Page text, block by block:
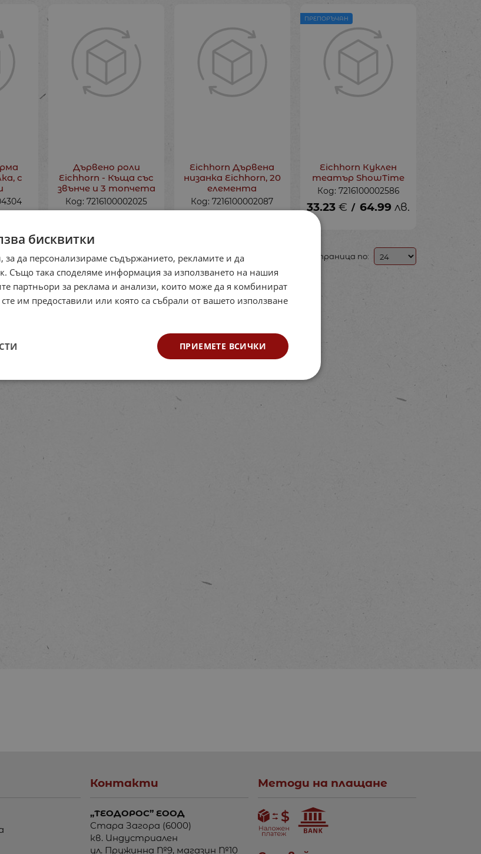
с
Дървено роли
Eichhorn - Къща със
звънче и 3 топчета
Код: 7216100002025
Eichhorn Дървена
низанка Eichhorn, 20
елемента
Код: 7216100002087
Eichhorn Куклен
театър ShowTime
Код: 7216100002586
33.23 € / 64.99 лв.
ПРЕПОРЪЧАН
На страница по:
Контакти
„ТЕОДОРОС” ЕООД
Стара Загора (6000)
кв. Индустриален
ул. Пружинна №9, магазин №10
Методи на плащане
бисквитки
за да персонализираме съдържанието, рекламите и да
Също така споделяме информация за използването на нашия
партньори за реклама и анализи, които може да я комбинират
им предоставили или която са събрали от вашето използване
ПРИЕМЕТЕ ВСИЧКИ